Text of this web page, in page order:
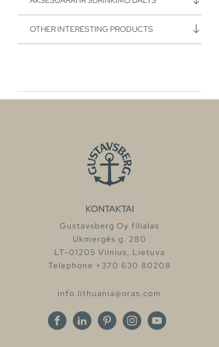
OTHER INTERESTING PRODUCTS
KONTAKTAI
Gustavsberg Oy filialas
Ukmergės g. 280
LT-01205 Vilnius, Lietuva
Telephone +370 630 80208
info.lithuania@oras.com